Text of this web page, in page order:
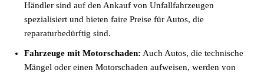
Händler sind auf den Ankauf von Unfallfahrzeugen
spezialisiert und bieten faire Preise für Autos, die
reparaturbedürftig sind.
Fahrzeuge mit Motorschaden: Auch Autos, die technische
Mängel oder einen Motorschaden aufweisen, werden von